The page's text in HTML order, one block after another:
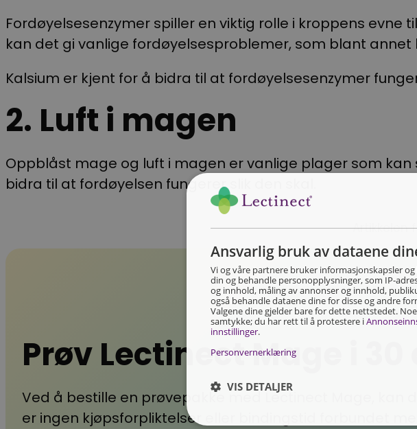
Fordøyelsesenzymer spiller en viktig rolle i kroppens
kan det gi vanlige fordøyelsesproblemer, som blant annet
Kalsium er kjent for å bidra til at fordøyelsesenzymer
2. Luft i magen
Oppblåst mage og luft i magen er vanlige plager som
bidra til at fordøyelsen fungerer slik den skal.
Artikkelen
Prøv Lectinect Mage i 30
Ved å bestille en prøvepakke med Lectinect Mage, kan
er ingen kjøpsforpliktelser eller bindingstid forbundet
Ansvarlig bruk av dataene
Vi og våre partnere bruker informasjonskapsler
din og behandle personopplysninger, som IP-
og innhold, måling av annonser og innhold,
også behandle dataene dine for disse og andre
Valgene dine gjelder bare for dette nettstedet.
samtykke; du har rett til å protestere i
innstillinger.
Personvernerklæring
VIS DETALJER